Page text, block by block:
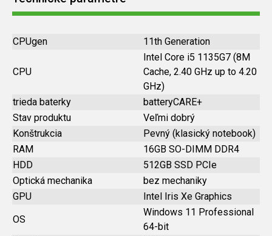
CPUgen 11th Generation
CPU
Intel Core i5 1135G7 (8M
Cache, 2.40 GHz up to 4.20
GHz)
trieda baterky
batteryCARE+
Stav produktu
Veľmi dobrý
Konštrukcia
Pevný (klasický notebook)
RAM
16GB SO-DIMM DDR4
HDD
512GB SSD PCIe
Optická mechanika
bez mechaniky
GPU
Intel Iris Xe Graphics
OS
Windows 11 Professional
64-bit